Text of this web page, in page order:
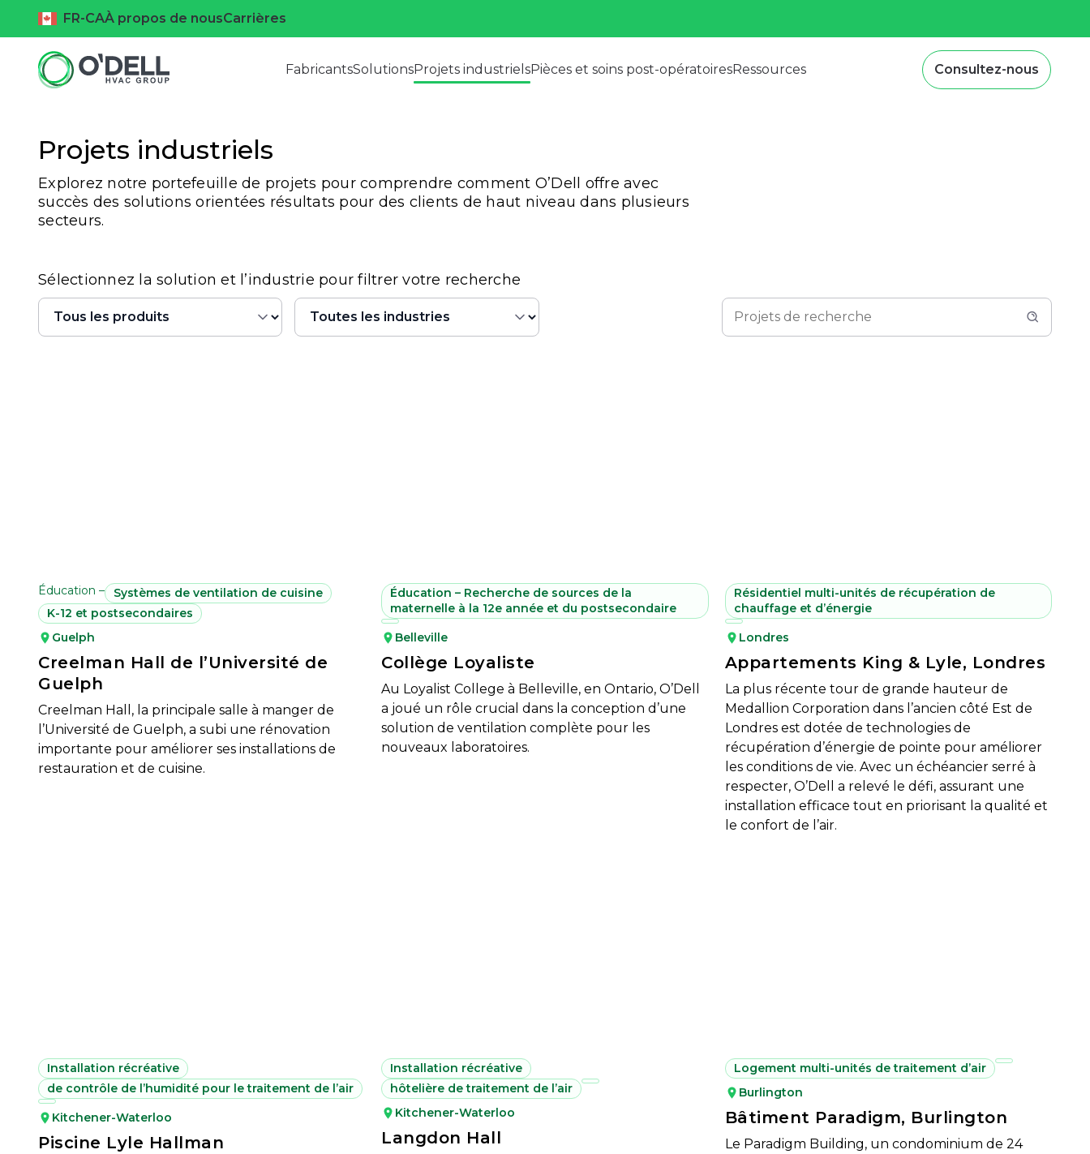
FR-CAÀ propos de nousCarrières
FabricantsSolutionsProjets industrielsPièces et soins post-opératoiresRessources Consultez-nous
Projets industriels
Explorez notre portefeuille de projets pour comprendre comment O’Dell offre avec
succès des solutions orientées résultats pour des clients de haut niveau dans plusieurs
secteurs.
Sélectionnez la solution et l’industrie pour filtrer votre recherche
Produits
Sélection de contenu Industries
Sélection de contenu Projets de recherche
Recherche de contenu
Éducation –
Systèmes de ventilation de cuisine
K-12 et postsecondaires
Guelph
Creelman Hall de l’Université de
Guelph
Creelman Hall, la principale salle à manger de
l’Université de Guelph, a subi une rénovation
importante pour améliorer ses installations de
restauration et de cuisine.
Éducation – Recherche de sources de la
maternelle à la 12e année et du postsecondaire
Belleville
Collège Loyaliste
Au Loyalist College à Belleville, en Ontario, O’Dell
a joué un rôle crucial dans la conception d’une
solution de ventilation complète pour les
nouveaux laboratoires.
Résidentiel multi-unités de récupération de
chauffage et d’énergie
Londres
Appartements King & Lyle, Londres
La plus récente tour de grande hauteur de
Medallion Corporation dans l’ancien côté Est de
Londres est dotée de technologies de
récupération d’énergie de pointe pour améliorer
les conditions de vie. Avec un échéancier serré à
respecter, O’Dell a relevé le défi, assurant une
installation efficace tout en priorisant la qualité et
le confort de l’air.
Installation récréative
de contrôle de l’humidité pour le traitement de l’air
Kitchener-Waterloo
Piscine Lyle Hallman
Installation récréative
hôtelière de traitement de l’air
Kitchener-Waterloo
Langdon Hall
Logement multi-unités de traitement d’air
Burlington
Bâtiment Paradigm, Burlington
Le Paradigm Building, un condominium de 24